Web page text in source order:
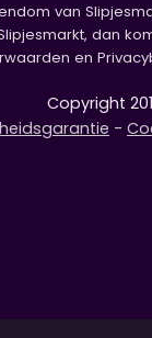
van
dan
en
Copyright
-